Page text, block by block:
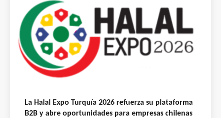
La Halal Expo Turquía 2026 refuerza su plataforma
B2B y abre oportunidades para empresas chilenas